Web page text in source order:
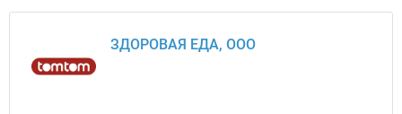
ЗДОРОВАЯ ЕДА, ООО